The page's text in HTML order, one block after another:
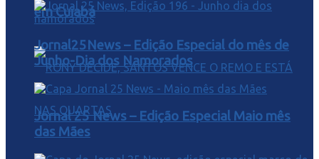
em Cuiabá
Jornal25News – Edição Especial do mês de
Junho-Dia dos Namorados
Jornal 25 News – Edição Especial Maio mês
das Mães